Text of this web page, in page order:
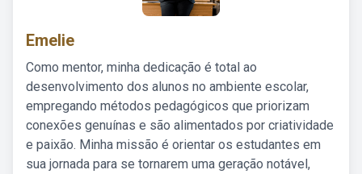
Emelie
Como mentor, minha dedicação é total ao
desenvolvimento dos alunos no ambiente escolar,
empregando métodos pedagógicos que priorizam
conexões genuínas e são alimentados por criatividade
e paixão. Minha missão é orientar os estudantes em
sua jornada para se tornarem uma geração notável,